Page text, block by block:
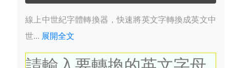
線上中世紀字體轉換器，快速將英文字轉換成英文中
世... 展開全文